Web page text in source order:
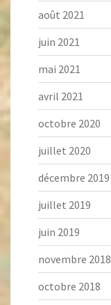
août 2021
juin 2021
mai 2021
avril 2021
octobre 2020
juillet 2020
décembre 2019
juillet 2019
juin 2019
novembre 2018
octobre 2018